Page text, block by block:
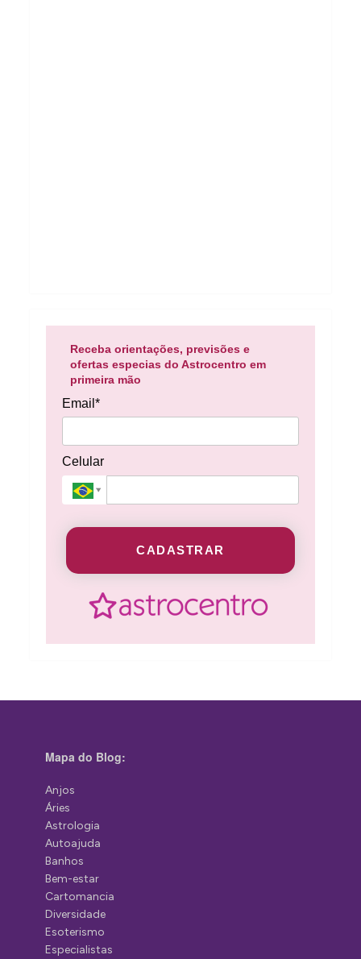
Receba orientações, previsões e
ofertas especias do Astrocentro em
primeira mão
Email*
Celular
CADASTRAR
Mapa do Blog:
Anjos
Áries
Astrologia
Autoajuda
Banhos
Bem-estar
Cartomancia
Diversidade
Esoterismo
Especialistas